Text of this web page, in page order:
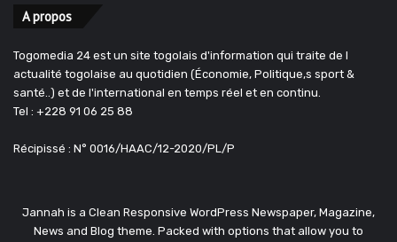
A propos
Togomedia 24 est un site togolais d'information qui traite de l
actualité togolaise au quotidien (Économie, Politique,s sport &
santé..) et de l'international en temps réel et en continu.
Tel : +228 91 06 25 88
Récipissé : N° 0016/HAAC/12-2020/PL/P
Jannah is a Clean Responsive WordPress Newspaper, Magazine,
News and Blog theme. Packed with options that allow you to